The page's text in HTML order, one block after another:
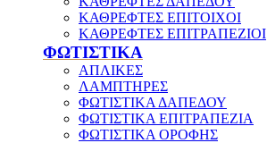
ΚΑΘΡΕΦΤΕΣ ΕΠΙΤΟΙΧΟΙ
ΚΑΘΡΕΦΤΕΣ ΕΠΙΤΡΑΠΕΖΙΟΙ
ΦΩΤΙΣΤΙΚΑ
ΑΠΛΙΚΕΣ
ΛΑΜΠΤΗΡΕΣ
ΦΩΤΙΣΤΙΚΑ ΔΑΠΕΔΟΥ
ΦΩΤΙΣΤΙΚΑ ΕΠΙΤΡΑΠΕΖΙΑ
ΦΩΤΙΣΤΙΚΑ ΟΡΟΦΗΣ